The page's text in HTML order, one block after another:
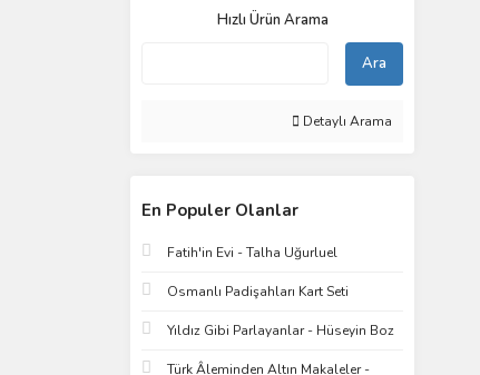
Hızlı Ürün Arama
Ara
Detaylı Arama
En Populer Olanlar
Fatih'in Evi - Talha Uğurluel
Osmanlı Padişahları Kart Seti
Yıldız Gibi Parlayanlar - Hüseyin Boz
Türk Âleminden Altın Makaleler -